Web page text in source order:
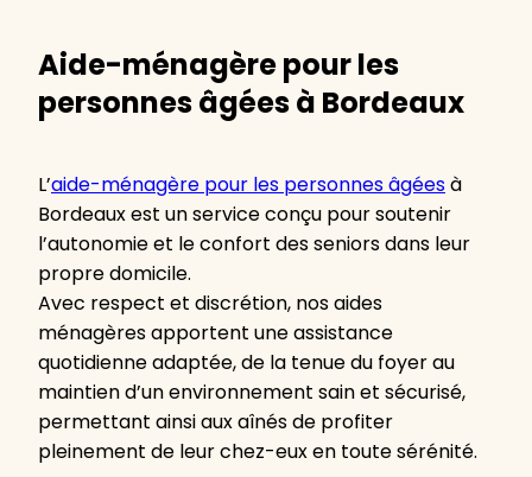
Aide-ménagère pour les
personnes âgées à Bordeaux
L’aide-ménagère pour les personnes âgéesà
Bordeaux est un service conçu pour soutenir
l’autonomie et le confort des seniors dans leur
propre domicile.
Avec respect et discrétion, nos aides
ménagères apportent une assistance
quotidienne adaptée, de la tenue du foyer au
maintien d’un environnement sain et sécurisé,
permettant ainsi aux aînés de profiter
pleinement de leur chez-eux en toute sérénité.